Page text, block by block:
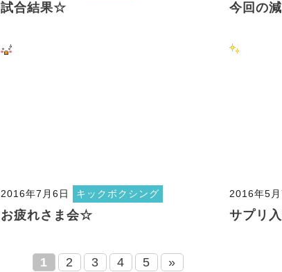
試合結果☆ 今回の
2016年7月6日 キックボクシング
お疲れさま会☆
2016年5月
サプリ
1 2 3 4 5 »